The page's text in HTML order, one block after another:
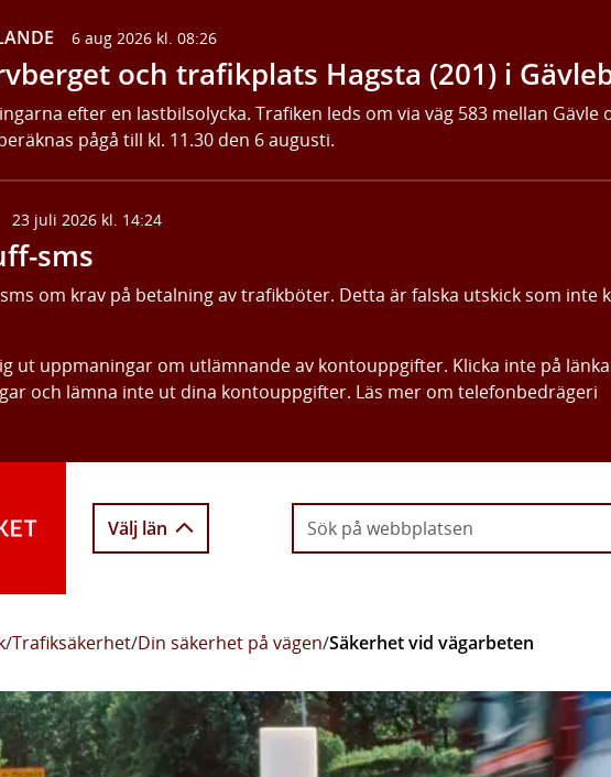
6 aug 2026 kl. 08:26
och trafikplats Hagsta (201) i
efter en lastbilsolycka. Trafiken leds om via väg 583 mellan Gävle
pågå till kl. 11.30 den 6 augusti.
23 juli 2026 kl. 14:24
sms
om krav på betalning av trafikböter. Detta är falska utskick som inte
ut uppmaningar om utlämnande av kontouppgifter. Klicka inte på
och lämna inte ut dina kontouppgifter. Läs mer om telefonbedrägeri
Välj län
/Trafiksäkerhet/Din säkerhet på vägen/Säkerhet vid vägarbeten